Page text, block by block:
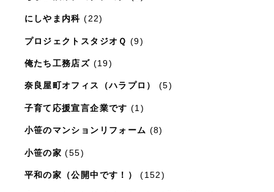
にしやま内科 (22)
プロジェクトスタジオＱ (9)
俺たち工務店ズ (19)
奈良屋町オフィス（ハラプロ） (5)
子育て応援宣言企業です (1)
小笹のマンションリフォーム (8)
小笹の家 (55)
平和の家（公開中です！） (152)